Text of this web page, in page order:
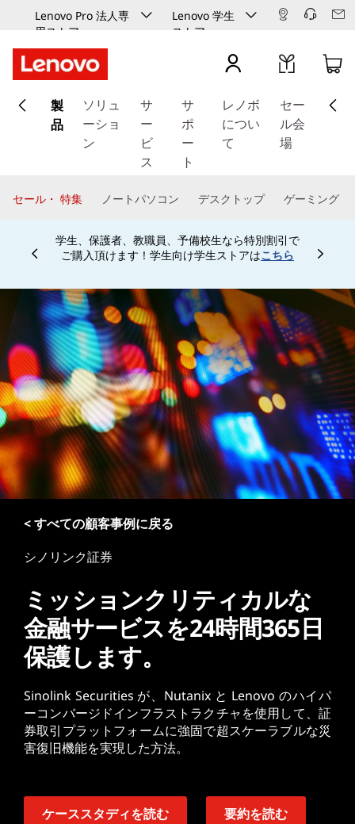
Lenovo Pro 法人専
用ストア
Lenovo 学生
ストア
イ
ン
ッ
る
製
品
ソリュ
ーショ
ン
サ
ー
ビ
ス
サ
ポ
ー
ト
レノボ
につい
て
セー
ル会
場
セール・ 特集 ノートパソコン デスクトップ ゲーミング
学生、保護者、教職員、予備校生なら特別割引で
ご購入頂けます！学生向け学生ストアはこちら
Currently displaying item 4 of
< すべての顧客事例に戻る
シノリンク証券
ミッションクリティカルな
金融サービスを24時間365日
保護します。
Sinolink Securities が、Nutanix と Lenovo のハイパ
ーコンバージドインフラストラクチャを使用して、証
券取引プラットフォームに強固で超スケーラブルな災
害復旧機能を実現した方法。
ケーススタディを読む 要約を読む